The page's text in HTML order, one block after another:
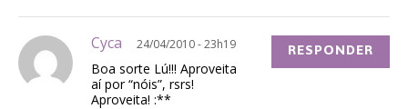
Cyca 24/04/2010 - 23h19
Boa sorte Lú!!! Aproveita
aí por “nóis”, rsrs!
Aproveita! :**
RESPONDER